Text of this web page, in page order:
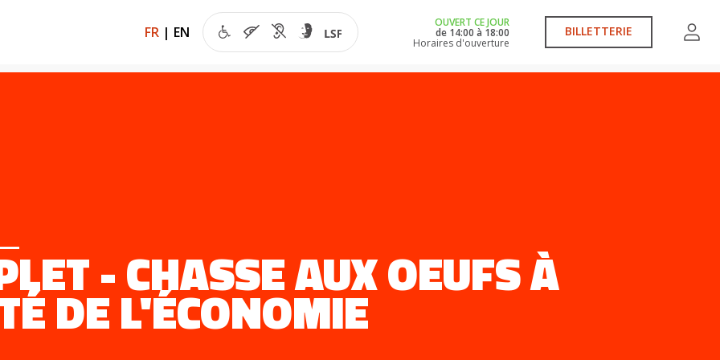
FR | EN
OUVERT CE JOUR
de 14:00 à 18:00
Horaires d'ouverture
BILLETTERIE
- CHASSE AUX OEUFS À
DE L'ÉCONOMIE